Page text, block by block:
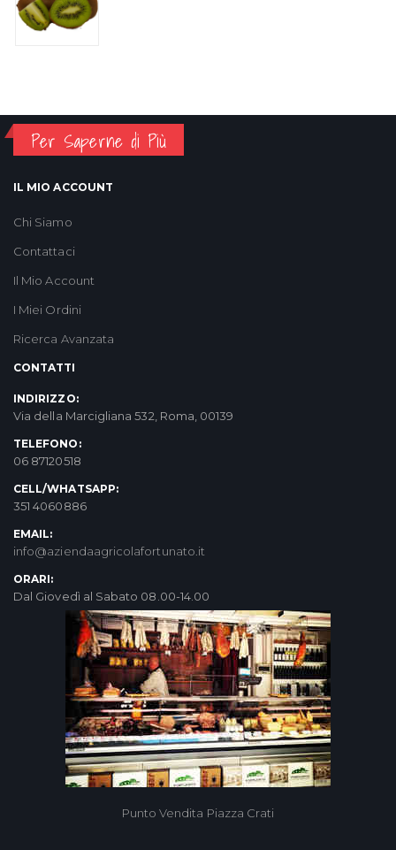
Per Saperne di Più
IL MIO ACCOUNT
Chi Siamo
Contattaci
Il Mio Account
I Miei Ordini
Ricerca Avanzata
CONTATTI
INDIRIZZO:
Via della Marcigliana 532, Roma, 00139
TELEFONO:
06 87120518
CELL/WHATSAPP:
351 4060886
EMAIL:
info@aziendaagricolafortunato.it
ORARI:
Dal Giovedì al Sabato 08.00-14.00
Punto Vendita Piazza Crati